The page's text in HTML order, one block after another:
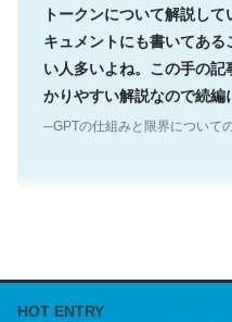
キュメントにも書いてあ
い人多いよね。この手の
かりやすい解説なので続編
説してる記事が少ないので
https://
HOT ENTRY